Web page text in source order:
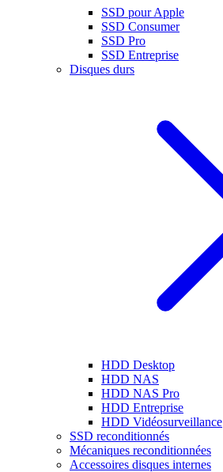
SSD pour Apple
SSD Consumer
SSD Pro
SSD Entreprise
Disques durs
HDD Desktop
HDD NAS
HDD NAS Pro
HDD Entreprise
HDD Vidéosurveillance
SSD reconditionnés
Mécaniques reconditionnées
Accessoires disques internes